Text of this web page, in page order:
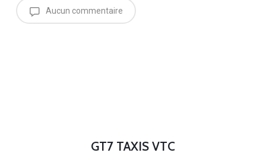
Aucun commentaire
GT7 TAXIS VTC